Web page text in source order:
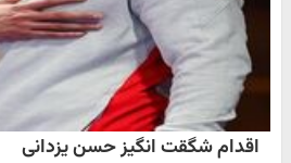
اقدام شگقت انگیز حسن یزدانی